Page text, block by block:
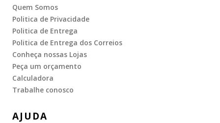
Quem Somos
Politica de Privacidade
Politica de Entrega
Politica de Entrega dos Correios
Conheça nossas Lojas
Peça um orçamento
Calculadora
Trabalhe conosco
AJUDA